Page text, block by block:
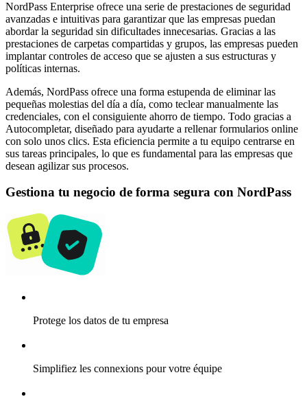
NordPass Enterprise ofrece una serie de prestaciones de seguridad
avanzadas e intuitivas para garantizar que las empresas puedan
abordar la seguridad sin dificultades innecesarias. Gracias a las
prestaciones de carpetas compartidas y grupos, las empresas pueden
implantar controles de acceso que se ajusten a sus estructuras y
políticas internas.
Además, NordPass ofrece una forma estupenda de eliminar las
pequeñas molestias del día a día, como teclear manualmente las
credenciales, con el consiguiente ahorro de tiempo. Todo gracias a
Autocompletar, diseñado para ayudarte a rellenar formularios online
con solo unos clics. Esta eficiencia permite a tu equipo centrarse en
sus tareas principales, lo que es fundamental para las empresas que
desean agilizar sus procesos.
Gestiona tu negocio de forma segura con NordPass
Protege los datos de tu empresa
Simplifiez les connexions pour votre équipe